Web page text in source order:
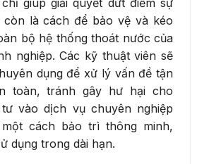
là cách để bảo vệ và kéo
bộ hệ thống thoát nước của
nghiệp. Các kỹ thuật viên sẽ
dụng để xử lý vấn đề tận
toàn, tránh gây hư hại cho
vào dịch vụ chuyên nghiệp
cách bảo trì thông minh,
dụng trong dài hạn.